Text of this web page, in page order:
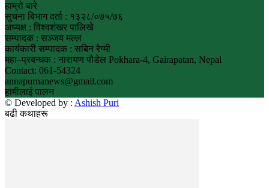
हाम्रो बारे
सुचना बिभाग दर्ता : १३२८/०७५/७६
अध्यक्ष : विश्वशंखर पालिखे
सम्पादक : सञ्जय मल्ल
कार्यकारी सम्पादक : सबिन रेग्मी
महा–प्रबन्धक : नारायण पौडेल Pokhara-4, Gairapatan, Nepal
Contact: 061-54324
annapurnanews@gmail.com
हामीलाई पालन
© Developed by : Ashish Puri
बढी कथाहरू